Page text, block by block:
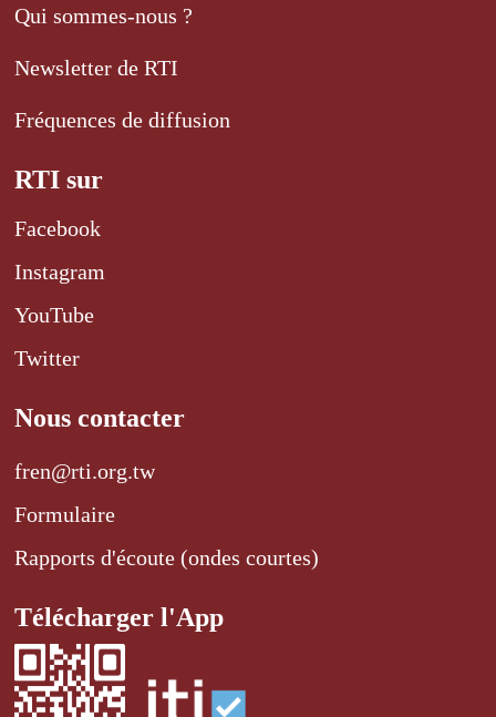
Qui sommes-nous ?
Newsletter de RTI
Fréquences de diffusion
RTI sur
Facebook
Instagram
YouTube
Twitter
Nous contacter
fren@rti.org.tw
Formulaire
Rapports d'écoute (ondes courtes)
Télécharger l'App